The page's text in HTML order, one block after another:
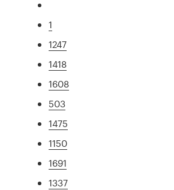
1
1247
1418
1608
503
1475
1150
1691
1337